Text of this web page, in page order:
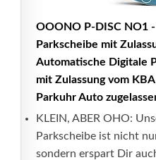
OOONO P-DISC NO1
Parkscheibe mit
Automatische Digitale
mit Zulassung vom
Parkuhr Auto
KLEIN, ABER OHO:
Parkscheibe ist nicht
sondern erspart Dir